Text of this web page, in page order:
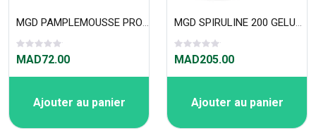
MGD PAMPLEMOUSSE PROPOLIS 30ML
MAD72.00
Ajouter au panier
MGD SPIRULINE 200 GELULES
MAD205.00
Ajouter au panier